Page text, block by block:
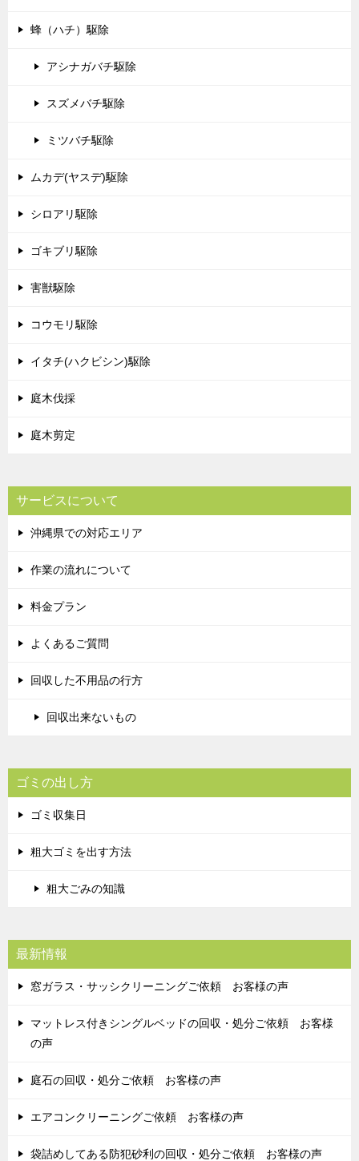
蜂（ハチ）駆除
アシナガバチ駆除
スズメバチ駆除
ミツバチ駆除
ムカデ(ヤスデ)駆除
シロアリ駆除
ゴキブリ駆除
害獣駆除
コウモリ駆除
イタチ(ハクビシン)駆除
庭木伐採
庭木剪定
サービスについて
沖縄県での対応エリア
作業の流れについて
料金プラン
よくあるご質問
回収した不用品の行方
回収出来ないもの
ゴミの出し方
ゴミ収集日
粗大ゴミを出す方法
粗大ごみの知識
最新情報
窓ガラス・サッシクリーニングご依頼 お客様の声
マットレス付きシングルベッドの回収・処分ご依頼 お客様
の声
庭石の回収・処分ご依頼 お客様の声
エアコンクリーニングご依頼 お客様の声
袋詰めしてある防犯砂利の回収・処分ご依頼 お客様の声